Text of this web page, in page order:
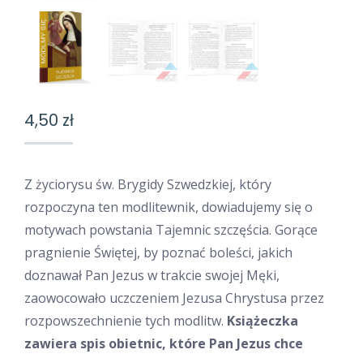
4,50 zł
Z życiorysu św. Brygidy Szwedzkiej, który
rozpoczyna ten modlitewnik, dowiadujemy się o
motywach powstania Tajemnic szczęścia. Gorące
pragnienie Świętej, by poznać boleści, jakich
doznawał Pan Jezus w trakcie swojej Męki,
zaowocowało uczczeniem Jezusa Chrystusa przez
rozpowszechnienie tych modlitw. Książeczka
zawiera spis obietnic, które Pan Jezus chce